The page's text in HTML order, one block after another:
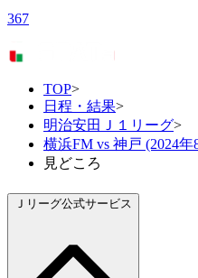
367
TOP>
日程・結果>
明治安田Ｊ１リーグ>
横浜FM vs 神戸 (2024年
見どころ
Ｊリーグ公式サービス